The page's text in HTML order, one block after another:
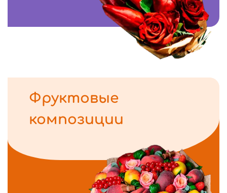
Фруктовые
композиции